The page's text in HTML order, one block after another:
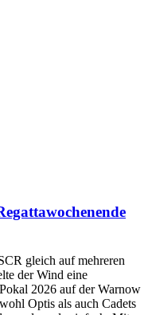
gleich auf mehreren
der Wind eine
2026 auf der Warnow
Optis als auch Cadets